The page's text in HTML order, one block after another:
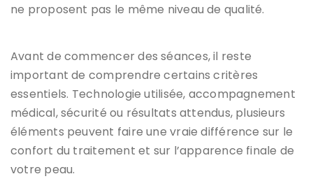
ne proposent pas le même niveau de qualité.
Avant de commencer des séances, il reste
important de comprendre certains critères
essentiels. Technologie utilisée, accompagnement
médical, sécurité ou résultats attendus, plusieurs
éléments peuvent faire une vraie différence sur le
confort du traitement et sur l’apparence finale de
votre peau.